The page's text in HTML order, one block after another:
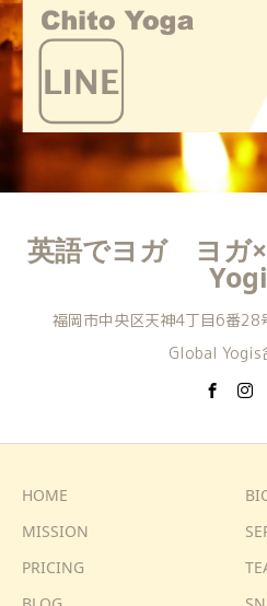
英語でヨガ ヨガ
福岡市中央区天神4丁目6番28
Global Yogis
HOME
MISSION
PRICING